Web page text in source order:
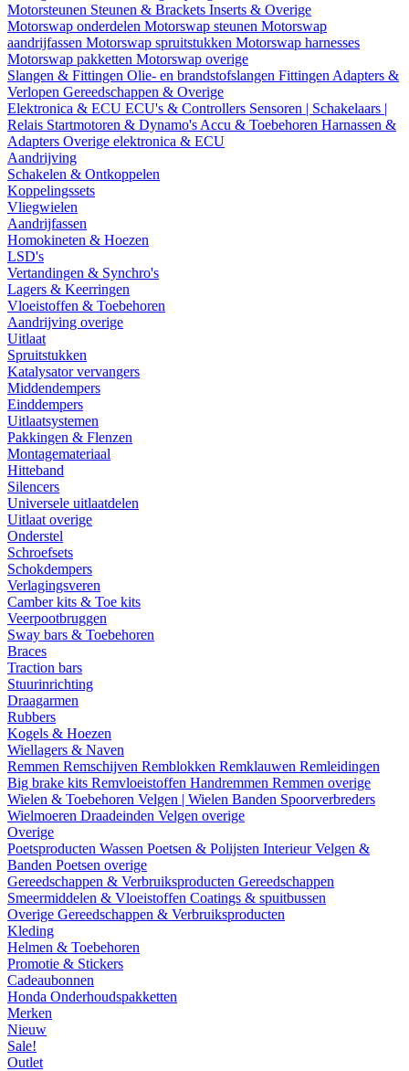
Motorsteunen Steunen & Brackets Inserts & Overige
Motorswap onderdelen Motorswap steunen Motorswap
aandrijfassen Motorswap spruitstukken Motorswap harnesses
Motorswap pakketten Motorswap overige
Slangen & Fittingen Olie- en brandstofslangen Fittingen Adapters &
Verlopen Gereedschappen & Overige
Elektronica & ECU ECU's & Controllers Sensoren | Schakelaars |
Relais Startmotoren & Dynamo's Accu & Toebehoren Harnassen &
Adapters Overige elektronica & ECU
Aandrijving
Schakelen & Ontkoppelen
Koppelingssets
Vliegwielen
Aandrijfassen
Homokineten & Hoezen
LSD's
Vertandingen & Synchro's
Lagers & Keerringen
Vloeistoffen & Toebehoren
Aandrijving overige
Uitlaat
Spruitstukken
Katalysator vervangers
Middendempers
Einddempers
Uitlaatsystemen
Pakkingen & Flenzen
Montagemateriaal
Hitteband
Silencers
Universele uitlaatdelen
Uitlaat overige
Onderstel
Schroefsets
Schokdempers
Verlagingsveren
Camber kits & Toe kits
Veerpootbruggen
Sway bars & Toebehoren
Braces
Traction bars
Stuurinrichting
Draagarmen
Rubbers
Kogels & Hoezen
Wiellagers & Naven
Remmen Remschijven Remblokken Remklauwen Remleidingen
Big brake kits Remvloeistoffen Handremmen Remmen overige
Wielen & Toebehoren Velgen | Wielen Banden Spoorverbreders
Wielmoeren Draadeinden Velgen overige
Overige
Poetsproducten Wassen Poetsen & Polijsten InterieurVelgen &
Banden Poetsen overige
Gereedschappen & Verbruiksproducten Gereedschappen
Smeermiddelen & Vloeistoffen Coatings & spuitbussen
Overige Gereedschappen & Verbruiksproducten
Kleding
Helmen & Toebehoren
Promotie & Stickers
Cadeaubonnen
Honda Onderhoudspakketten
Merken
Nieuw
Sale!
Outlet